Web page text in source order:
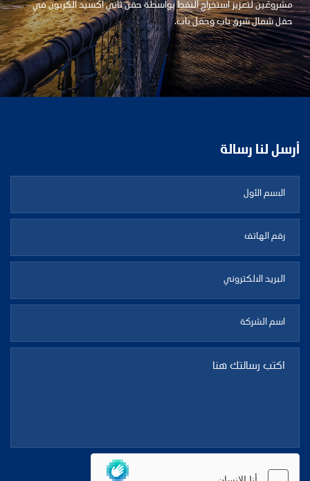
مشروعَين لتعزيز استخراج النفط بواسطة حقن ثاني أكسيد الكربون في
حقل شمال شرق باب وحقل باب.
أرسل لنا رسالة